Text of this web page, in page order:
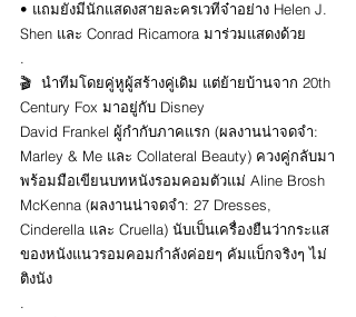
• แถมยังมีนักแสดงสายละครเวทีจ๋าอย่าง Helen J.
Shen และ Conrad Ricamora มาร่วมแสดงด้วย
.
🎬  นำทีมโดยคู่หูผู้สร้างคู่เดิม แต่ย้ายบ้านจาก 20th
Century Fox มาอยู่กับ Disney
David Frankel ผู้กำกับภาคแรก (ผลงานน่าจดจำ:
Marley & Me และ Collateral Beauty) ควงคู่กลับมา
พร้อมมือเขียนบทหนังรอมคอมตัวแม่ Aline Brosh
McKenna (ผลงานน่าจดจำ: 27 Dresses,
Cinderella และ Cruella) นับเป็นเครื่องยืนว่ากระแส
ของหนังแนวรอมคอมกำลังค่อยๆ คัมแบ็กจริงๆ ไม่
ติงนัง
.